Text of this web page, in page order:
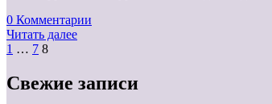
0 Комментарии
Читать далее
Пагинация
записей
1 … 7 8
Свежие записи